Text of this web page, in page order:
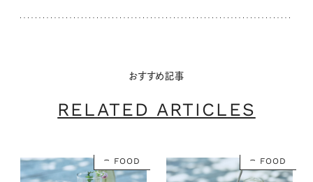
おすすめ記事
RELATED ARTICLES
FOOD FOOD